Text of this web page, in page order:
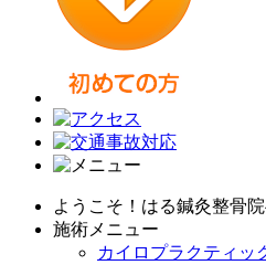
ようこそ！はる鍼灸整骨院
施術メニュー
カイロプラクティッ